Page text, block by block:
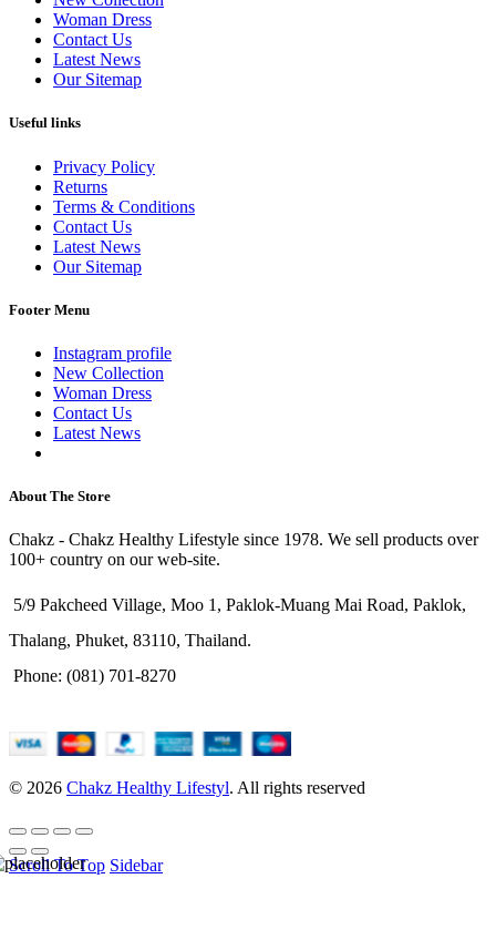
Woman Dress
Contact Us
Latest News
Our Sitemap
Useful links
Privacy Policy
Returns
Terms & Conditions
Contact Us
Latest News
Our Sitemap
Footer Menu
Instagram profile
New Collection
Woman Dress
Contact Us
Latest News
About The Store
Chakz - Chakz Healthy Lifestyle since 1978. We sell products over
100+ country on our web-site.
5/9 Pakcheed Village, Moo 1, Paklok-Muang Mai Road, Paklok,
Thalang, Phuket, 83110, Thailand.
Phone: (081) 701-8270
© 2026 Chakz Healthy Lifestyl. All rights reserved
Scroll To Top Sidebar